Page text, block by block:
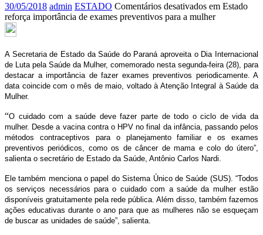
30/05/2018 admin ESTADO Comentários desativados em Estado
reforça importância de exames preventivos para a mulher
A Secretaria de Estado da Saúde do Paraná aproveita o Dia Internacional
de Luta pela Saúde da Mulher, comemorado nesta segunda-feira (28), para
destacar a importância de fazer exames preventivos periodicamente. A
data coincide com o mês de maio, voltado à Atenção Integral à Saúde da
Mulher.
“O cuidado com a saúde deve fazer parte de todo o ciclo de vida da
mulher. Desde a vacina contra o HPV no final da infância, passando pelos
métodos contraceptivos para o planejamento familiar e os exames
preventivos periódicos, como os de câncer de mama e colo do útero”,
salienta o secretário de Estado da Saúde, Antônio Carlos Nardi.
Ele também menciona o papel do Sistema Único de Saúde (SUS). “Todos
os serviços necessários para o cuidado com a saúde da mulher estão
disponíveis gratuitamente pela rede pública. Além disso, também fazemos
ações educativas durante o ano para que as mulheres não se esqueçam
de buscar as unidades de saúde”, salienta.